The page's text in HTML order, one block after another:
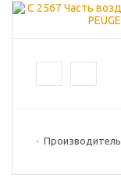
Производитель